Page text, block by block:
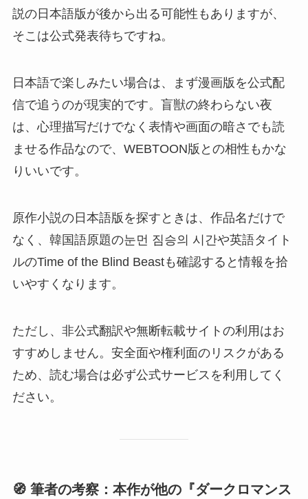
説の日本語版が後から出る可能性もありますが、
そこは公式発表待ちですね。
日本語で楽しみたい場合は、まず漫画版を公式配
信で追うのが現実的です。盲獣の終わらない夜
は、心理描写だけでなく表情や画面の暗さでも読
ませる作品なので、WEBTOON版との相性もかな
りいいです。
原作小説の日本語版を探すときは、作品名だけで
なく、韓国語原題の눈먼 짐승의 시간や英語タイト
ルのTime of the Blind Beastも確認すると情報を拾
いやすくなります。
ただし、非公式翻訳や無断転載サイトの利用はお
すすめしません。安全面や権利面のリスクがある
ため、読む場合は必ず公式サービスを利用してく
ださい。
🧭 筆者の考察：本作が他の『ダークロマンス